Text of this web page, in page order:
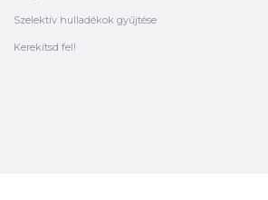
Szelektív hulladékok gyűjtése
Kerekítsd fel!